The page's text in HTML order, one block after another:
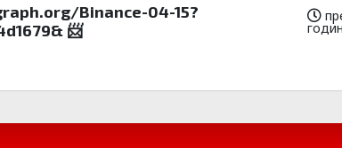
Binance-04-15?
📨